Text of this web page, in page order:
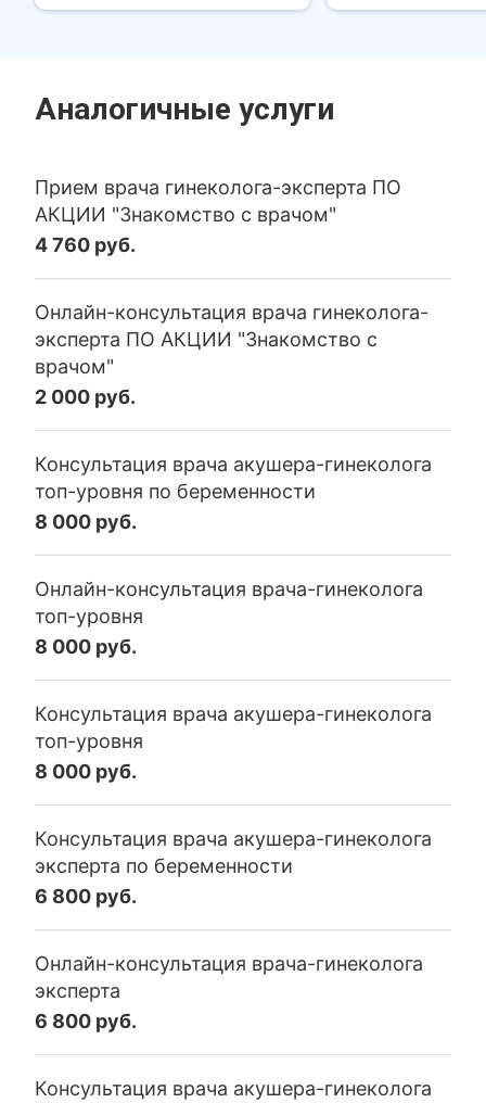
Аналогичные услуги
Прием врача гинеколога-эксперта ПО
АКЦИИ "Знакомство с врачом"
4 760 руб.
Онлайн-консультация врача гинеколога-
эксперта ПО АКЦИИ "Знакомство с
врачом"
2 000 руб.
Консультация врача акушера-гинеколога
топ-уровня по беременности
8 000 руб.
Онлайн-консультация врача-гинеколога
топ-уровня
8 000 руб.
Консультация врача акушера-гинеколога
топ-уровня
8 000 руб.
Консультация врача акушера-гинеколога
эксперта по беременности
6 800 руб.
Онлайн-консультация врача-гинеколога
эксперта
6 800 руб.
Консультация врача акушера-гинеколога